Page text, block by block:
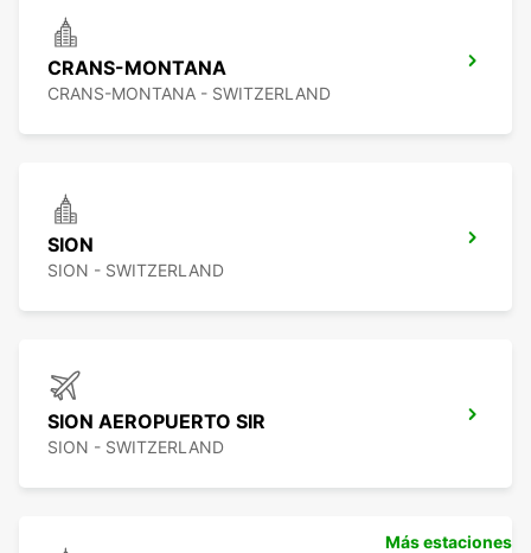
CRANS-MONTANA
CRANS-MONTANA - SWITZERLAND
SION
SION - SWITZERLAND
SION AEROPUERTO SIR
SION - SWITZERLAND
Más estaciones